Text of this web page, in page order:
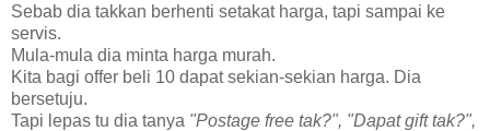
Sebab dia takkan berhenti setakat harga, tapi sampai ke
servis.
Mula-mula dia minta harga murah.
Kita bagi offer beli 10 dapat sekian-sekian harga. Dia
bersetuju.
Tapi lepas tu dia tanya "Postage free tak?", "Dapat gift tak?",